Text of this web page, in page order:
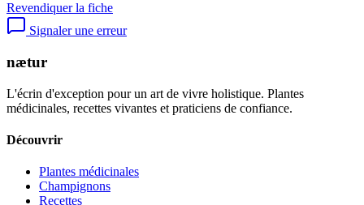
Revendiquer la fiche
Signaler une erreur
nætur
L'écrin d'exception pour un art de vivre holistique. Plantes
médicinales, recettes vivantes et praticiens de confiance.
Découvrir
Plantes médicinales
Champignons
Recettes